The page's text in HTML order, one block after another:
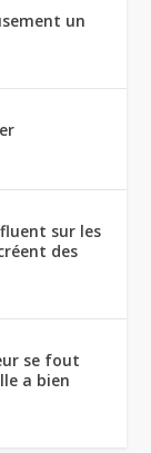
un
sur les
des
se fout
a bien